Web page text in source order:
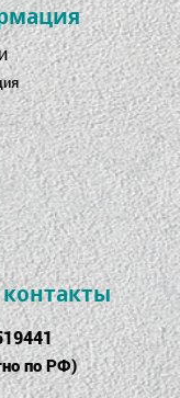
по РФ)